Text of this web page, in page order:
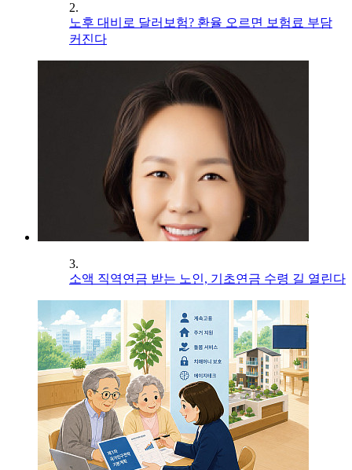
2.
노후 대비로 달러보험? 환율 오르면 보험료 부담
커진다
3.
소액 직역연금 받는 노인, 기초연금 수령 길 열린다